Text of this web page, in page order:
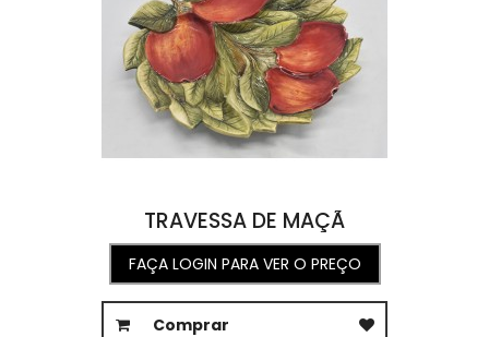
TRAVESSA DE MAÇÃ
FAÇA LOGIN PARA VER O PREÇO
Comprar